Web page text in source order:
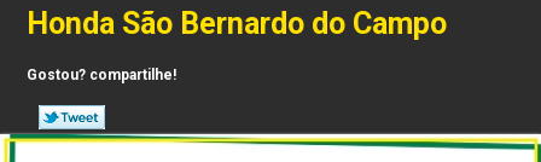
Honda São Bernardo do Campo
Gostou? compartilhe!